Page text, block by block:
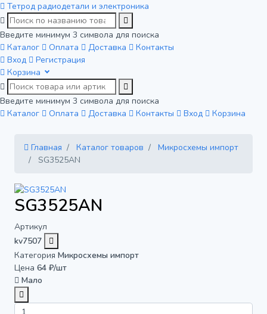
Тетрод радиодетали и электроника
Введите минимум 3 символа для поиска
Каталог
Оплата Доставка
Контакты
Вход
Регистрация
Корзина
Введите минимум 3 символа для поиска
Каталог
Оплата Доставка Контакты Вход Корзина
Главная Каталог товаров
Микросхемы импорт
SG3525AN
SG3525AN
Артикул
kv7507
Категория Микросхемы импорт
Цена 64 ₽/шт
Мало